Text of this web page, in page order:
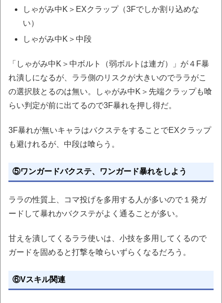
しゃがみ中K＞EXクラップ（3Fでしか割り込めな
い）
しゃがみ中K＞中段
「しゃがみ中K＞中ボルト（弱ボルトは連ガ）」が４F暴
れ潰しになるが、ララ側のリスクが大きいのでララがこ
の選択肢とるのは無い。しゃがみ中K＞先端クラップも喰
らい判定が前に出てるので3F暴れを押し得だ。
3F暴れが無いキャラはバクステをすることでEXクラップ
も避けれるが、中段は喰らう。
⑤ワンガードバクステ、ワンガード暴れをしよう
ララの性質上、コマ投げを多用する人が多いので１発ガ
ードして暴れかバクステがよく通ることが多い。
甘えを潰してくるララ使いは、小技を多用してくるので
ガードを固めると打撃を喰らいずらくなるだろう。
⑥Vスキル関連